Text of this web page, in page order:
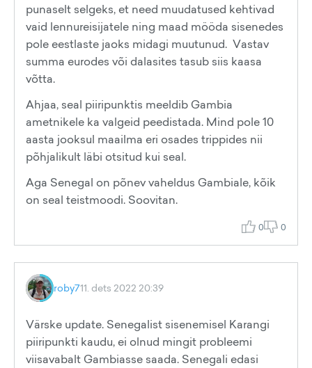
punaselt selgeks, et need muudatused kehtivad
vaid lennureisijatele ning maad mööda sisenedes
pole eestlaste jaoks midagi muutunud. Vastav
summa eurodes või dalasites tasub siis kaasa
võtta.
Ahjaa, seal piiripunktis meeldib Gambia
ametnikele ka valgeid peedistada. Mind pole 10
aasta jooksul maailma eri osades trippides nii
põhjalikult läbi otsitud kui seal.
Aga Senegal on põnev vaheldus Gambiale, kõik
on seal teistmoodi. Soovitan.
0 0
roby711. dets 2022 20:39
Värske update. Senegalist sisenemisel Karangi
piiripunkti kaudu, ei olnud mingit probleemi
viisavabalt Gambiasse saada. Senegali edasi